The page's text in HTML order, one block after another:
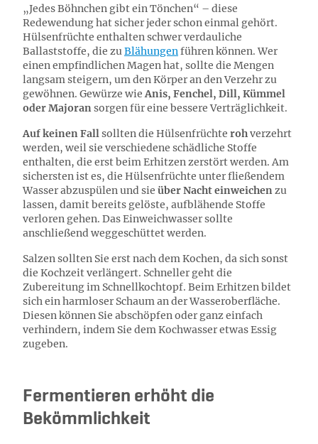
„Jedes Böhnchen gibt ein Tönchen“ – diese
Redewendung hat sicher jeder schon einmal gehört.
Hülsenfrüchte enthalten schwer verdauliche
Ballaststoffe, die zuBlähungenführen können. Wer
einen empfindlichen Magen hat, sollte die Mengen
langsam steigern, um den Körper an den Verzehr zu
gewöhnen. Gewürze wieAnis, Fenchel, Dill, Kümmel
oder Majoransorgen für eine bessere Verträglichkeit.
Auf keinen Fallsollten die Hülsenfrüchte rohverzehrt
werden, weil sie verschiedene schädliche Stoffe
enthalten, die erst beim Erhitzen zerstört werden. Am
sichersten ist es, die Hülsenfrüchte unter fließendem
Wasser abzuspülen und sie über Nacht einweichenzu
lassen, damit bereits gelöste, aufblähende Stoffe
verloren gehen. Das Einweichwasser sollte
anschließend weggeschüttet werden.
Salzen sollten Sie erst nach dem Kochen, da sich sonst
die Kochzeit verlängert. Schneller geht die
Zubereitung im Schnellkochtopf. Beim Erhitzen bildet
sich ein harmloser Schaum an der Wasseroberfläche.
Diesen können Sie abschöpfen oder ganz einfach
verhindern, indem Sie dem Kochwasser etwas Essig
zugeben.
Fermentieren erhöht die
Bekömmlichkeit